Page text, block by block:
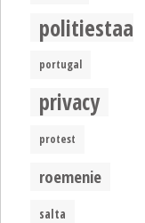
politiestaat
portugal
privacy
protest
roemenie
salta